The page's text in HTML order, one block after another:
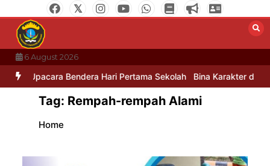
to
content
6 August 2026
Upacara Bendera Hari Pertama Sekolah Bina Karakter di Hari
Tag: Rempah-rempah Alami
Home